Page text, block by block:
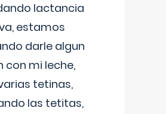
lactancia
estamos
darle algun
con mi leche,
tetinas,
las tetitas,